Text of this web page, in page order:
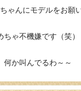
ゃんにモデルをお願
ちゃ不機嫌です（笑）
何か叫んでるわ～～